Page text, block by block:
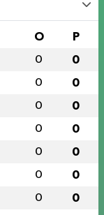
O P
0 0
0 0
0 0
0 0
0 0
0 0
0 0